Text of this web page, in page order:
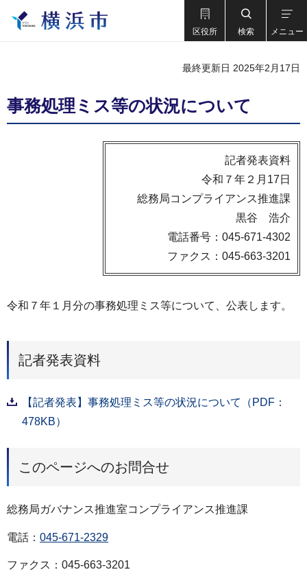
区役所 検索 メニュー
最終更新日 2025年2月17日
事務処理ミス等の状況について
記者発表資料
令和７年２月17日
総務局コンプライアンス推進課
黒谷 浩介
電話番号：045-671-4302
ファクス：045-663-3201
令和７年１月分の事務処理ミス等について、公表します。
記者発表資料
【記者発表】事務処理ミス等の状況について（PDF：
478KB）
このページへのお問合せ
総務局ガバナンス推進室コンプライアンス推進課
電話： 045-671-2329
ファクス：045-663-3201